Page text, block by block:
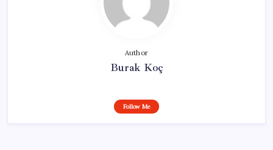
Author
Burak Koç
Follow Me